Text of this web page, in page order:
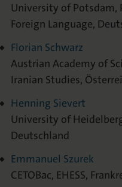
University of Potsdam,
Foreign Language,
Florian Schwarz
Austrian Academy of
Iranian Studies,
Henning Sievert
University of
Deutschland
Emmanuel Szurek
CETOBac, EHESS,